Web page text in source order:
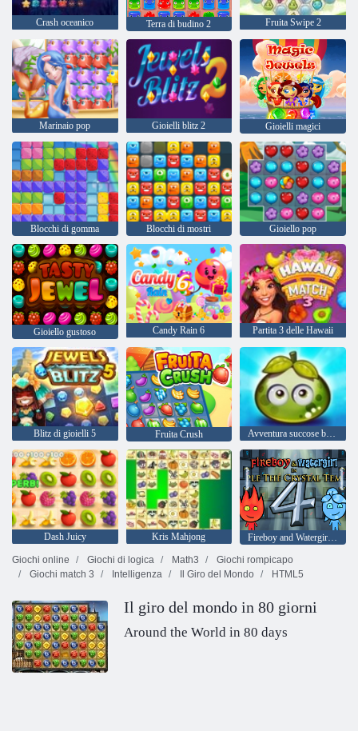
Crash oceanico Terra di budino 2 Fruita Swipe 2
Marinaio pop Gioielli blitz 2 Gioielli magici
Blocchi di gomma Blocchi di mostri Gioiello pop
Gioiello gustoso Candy Rain 6 Partita 3 delle Hawaii
Blitz di gioielli 5 Fruita Crush Avventura succose bacche
Dash Juicy Kris Mahjong
Fireboy and Watergirl 4: Tempio di Cristallo
Giochi online
Giochi di logica Math3
Giochi rompicapo
Giochi match 3
Intelligenza Il Giro del Mondo HTML5
Il giro del mondo in 80 giorni
Around the World in 80 days